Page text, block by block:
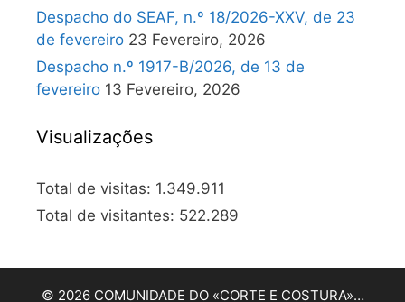
Despacho do SEAF, n.º 18/2026-XXV, de 23
de fevereiro 23 Fevereiro, 2026
Despacho n.º 1917-B/2026, de 13 de
fevereiro 13 Fevereiro, 2026
Visualizações
Total de visitas: 1.349.911
Total de visitantes: 522.289
© 2026 COMUNIDADE DO «CORTE E COSTURA»…